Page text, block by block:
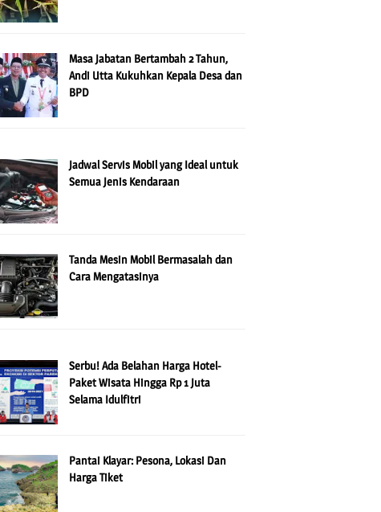
Masa Jabatan Bertambah 2 Tahun,
Andi Utta Kukuhkan Kepala Desa dan
BPD
Jadwal Servis Mobil yang Ideal untuk
Semua Jenis Kendaraan
Tanda Mesin Mobil Bermasalah dan
Cara Mengatasinya
Serbu! Ada Belahan Harga Hotel-
Paket Wisata Hingga Rp 1 Juta
Selama Idulfitri
Pantai Klayar: Pesona, Lokasi Dan
Harga Tiket